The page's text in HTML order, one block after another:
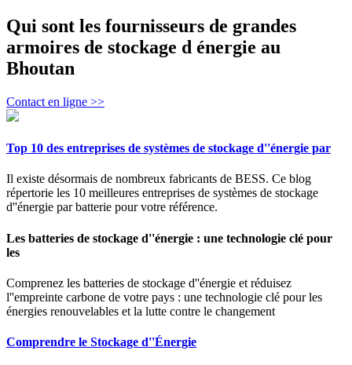
Qui sont les fournisseurs de grandes
armoires de stockage d énergie au
Bhoutan
Contact en ligne >>
Top 10 des entreprises de systèmes de stockage d''énergie par
Il existe désormais de nombreux fabricants de BESS. Ce blog
répertorie les 10 meilleures entreprises de systèmes de stockage
d''énergie par batterie pour votre référence.
Les batteries de stockage d''énergie : une technologie clé pour
les
Comprenez les batteries de stockage d''énergie et réduisez
l''empreinte carbone de votre pays : une technologie clé pour les
énergies renouvelables et la lutte contre le changement
Comprendre le Stockage d''Énergie